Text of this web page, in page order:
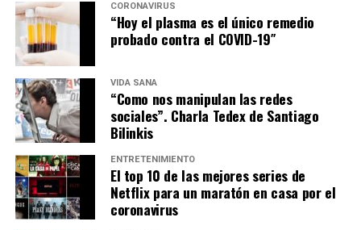
CORONAVIRUS
“Hoy el plasma es el único remedio
probado contra el COVID-19″
VIDA SANA
“Como nos manipulan las redes
sociales”. Charla Tedex de Santiago
Bilinkis
ENTRETENIMIENTO
El top 10 de las mejores series de
Netflix para un maratón en casa por el
coronavirus